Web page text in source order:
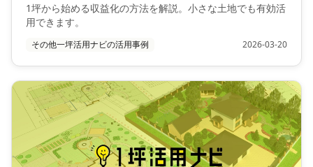
1坪から始める収益化の方法を解説。小さな土地でも有効活
用できます。
その他一坪活用ナビの活用事例 2026-03-20